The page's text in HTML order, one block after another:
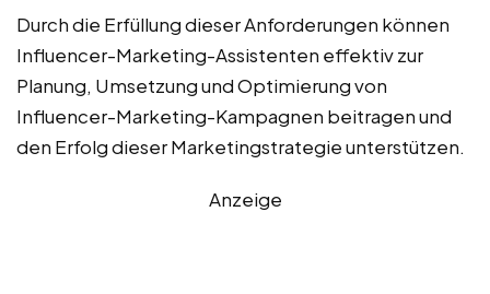
Durch die Erfüllung dieser Anforderungen können
Influencer-Marketing-Assistenten effektiv zur
Planung, Umsetzung und Optimierung von
Influencer-Marketing-Kampagnen beitragen und
den Erfolg dieser Marketingstrategie unterstützen.
Anzeige